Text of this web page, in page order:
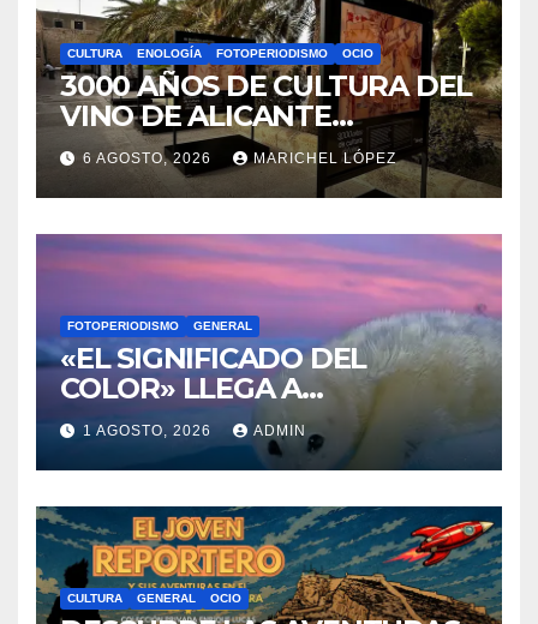
CULTURA ENOLOGÍA FOTOPERIODISMO OCIO
3000 AÑOS DE CULTURA DEL
VINO DE ALICANTE
RENACEN EN EL CASTILLO
DE SANTA BÁRBARA
6 AGOSTO, 2026 MARICHEL LÓPEZ
FOTOPERIODISMO GENERAL
«EL SIGNIFICADO DEL
COLOR» LLEGA A
VILLAJOYOSA
1 AGOSTO, 2026 ADMIN
CULTURA GENERAL OCIO